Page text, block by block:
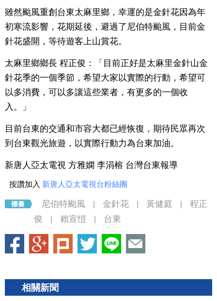
雖然颱風重創台東太麻里鄉，幸運的是金針花因為年
初寒流影響，花期延後，避過了尼伯特颱風，目前金
針花盛開，等待遊客上山賞花。
太麻里鄉鄉長 程正俊：「目前正好是太麻里金針山金
針花季的一個季節，希望大家以實際的行動，希望可
以多消費，可以多讓這些業者，有更多的一個收
入。」
目前台東的交通和市容大都已經恢復，期待民眾再次
到台東觀光旅遊，以實際行動力為台東加油。
新唐人亞太電視 方雅嫻 李涓榕 台灣台東報導
按讚加入 新唐人亞太電視台粉絲團
尼伯特颱風 金針花 黃健庭
程正
俊
賴宣愷 台東
相關新聞